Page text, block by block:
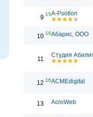
9 15A-Psotion
10 16Абарис, ООО
11
Студия
12 16ACMEdigital
13 AcroWeb